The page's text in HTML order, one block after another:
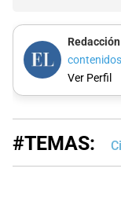
Ver Perfil
#TEMAS: